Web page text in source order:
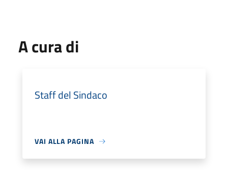
A cura di
Staff del Sindaco
VAI ALLA PAGINA